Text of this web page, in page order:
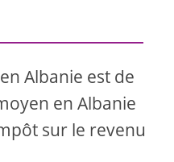
Albanie est de
en Albanie
sur le revenu